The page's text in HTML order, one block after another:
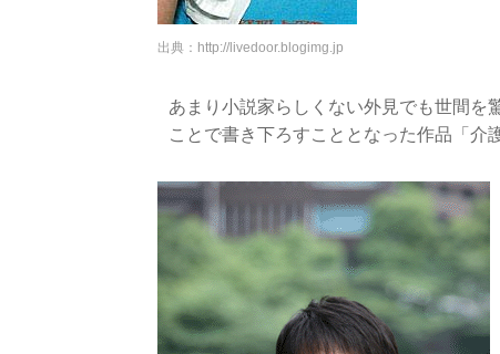
出典： http://livedoor.blogimg.jp
あまり小説家らしくない外見でも世間を
ことで書き下ろすこととなった作品「介